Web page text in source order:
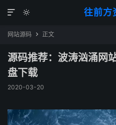
往前方


网站源码  正文
源码推荐：波涛汹涌网
盘下载
2020-03-20